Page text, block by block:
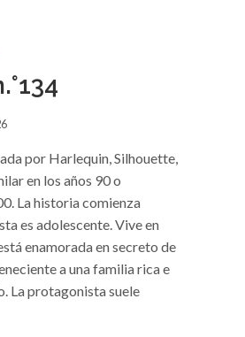
por Harlequin, Silhouette,
en los años 90 o
La historia comienza
es adolescente. Vive en
enamorada en secreto de
a una familia rica e
La protagonista suele